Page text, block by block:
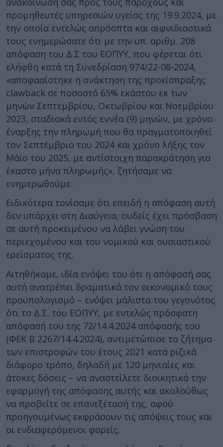
προμηθευτές υπηρεσιών υγείας της 19.9.2024, με
την οποία εντελώς απρόοπτα και αιφνιδιαστικά
τους ενημερώσατε ότι με την υπ. αριθμ. 208
απόφαση του Δ.Σ του ΕΟΠΥΥ, που φέρεται ότι
ελήφθη κατά τη Συνεδρίαση 974/22-08-2024,
«αποφασίστηκε η ανάκτηση της προείσπραξης
clawback σε ποσοστό 65% εκάστου εκ των
μηνών Σεπτεμβρίου, Οκτωβρίου και Νοεμβρίου
2023, σταδιακά εντός εννέα (9) μηνών, με χρόνο
έναρξης την πληρωμή που θα πραγματοποιηθεί
τον Σεπτέμβριο του 2024 και χρόνο λήξης τον
Μάϊο του 2025, με αντίστοιχη παρακράτηση για
έκαστο μήνα πληρωμής», ζητήσαμε να
ενημερωθούμε.
Ειδικότερα τονίσαμε ότι επειδή η απόφαση αυτή
δεν υπάρχει στη Διαύγεια, ουδείς έχει πρόσβαση
σε αυτή προκειμένου να λάβει γνώση του
περιεχομένου και του νομικού και ουσιαστικού
ερείσματος της.
Αιτηθήκαμε, ιδία ενόψει του ότι η απόφασή σας
αυτή ανατρέπει δραματικά τον οικονομικό τους
προϋπολογισμό – ενόψει μάλιστα του γεγονότος
ότι το Δ.Σ. του ΕΟΠΥΥ, με εντελώς πρόσφατη
απόφασή του της 72/14.4.2024 απόφασής του
(ΦΕΚ Β 2267/14.4.2024), αντιμετώπισε το ζήτημα
των επιστροφών του έτους 2021 κατά ριζικά
διάφορο τρόπο, δηλαδή με 120 μηνιαίες και
άτοκες δόσεις – να αναστείλετε διοικητικά την
εφαρμογή της απόφασης αυτής και ακολούθως
να προβείτε σε επανεξέτασή της, αφού
προηγουμένως εκφράσουν τις απόψεις τους και
οι ενδιαφερόμενοι φορείς.